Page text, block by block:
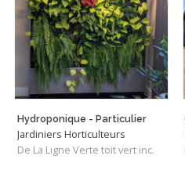
Hydroponique - Particulier
Jardiniers Horticulteurs
De La Ligne Verte toit vert inc.